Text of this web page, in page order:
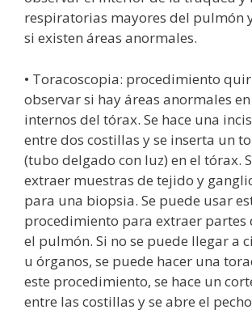
respiratorias mayores del pulmón
si existen áreas anormales.
• Toracoscopia: procedimiento
observar si hay áreas anormales
internos del tórax. Se hace una
entre dos costillas y se inserta un
(tubo delgado con luz) en el tórax.
extraer muestras de tejido y
para una biopsia. Se puede usar
procedimiento para extraer partes
el pulmón. Si no se puede llegar a
u órganos, se puede hacer una
este procedimiento, se hace un
entre las costillas y se abre el